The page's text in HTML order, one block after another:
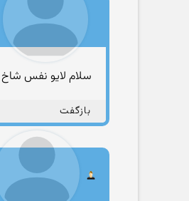
سلام لایو نفس شاخ
بازگفت